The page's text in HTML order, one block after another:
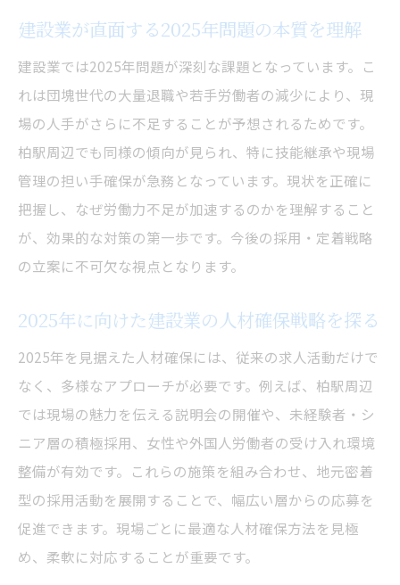
建設業が直面する2025年問題の本質を理解
建設業では2025年問題が深刻な課題となっています。こ
れは団塊世代の大量退職や若手労働者の減少により、現
場の人手がさらに不足することが予想されるためです。
柏駅周辺でも同様の傾向が見られ、特に技能継承や現場
管理の担い手確保が急務となっています。現状を正確に
把握し、なぜ労働力不足が加速するのかを理解すること
が、効果的な対策の第一歩です。今後の採用・定着戦略
の立案に不可欠な視点となります。
2025年に向けた建設業の人材確保戦略を探る
2025年を見据えた人材確保には、従来の求人活動だけで
なく、多様なアプローチが必要です。例えば、柏駅周辺
では現場の魅力を伝える説明会の開催や、未経験者・シ
ニア層の積極採用、女性や外国人労働者の受け入れ環境
整備が有効です。これらの施策を組み合わせ、地元密着
型の採用活動を展開することで、幅広い層からの応募を
促進できます。現場ごとに最適な人材確保方法を見極
め、柔軟に対応することが重要です。